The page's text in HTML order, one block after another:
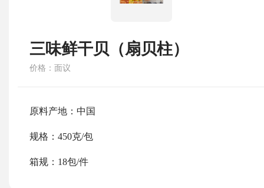
三味鲜干贝（扇贝柱）
价格：面议
原料产地：中国
规格：450克/包
箱规：18包/件